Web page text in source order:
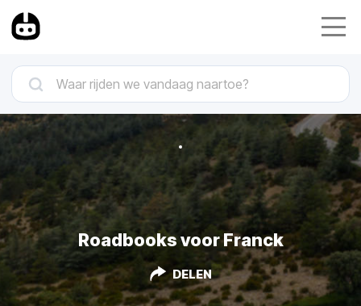
Roadbooks voor Franck
DELEN